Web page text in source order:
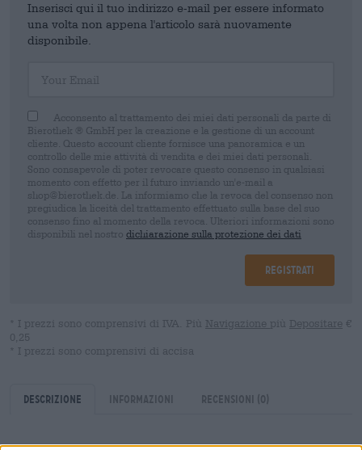
Inserisci qui il tuo indirizzo e-mail per essere informato
una volta non appena l'articolo sarà nuovamente
disponibile.
Acconsento al trattamento dei miei dati personali da parte di
Bierothek ® GmbH per la creazione e la gestione di un account
cliente. Questo account cliente fornisce una panoramica e un
controllo delle mie attività di vendita e dei miei dati personali.
Sono consapevole di poter revocare questo consenso in qualsiasi
momento con effetto per il futuro inviando un'e-mail a
shop@bierothek.de. La informiamo che la revoca del consenso non
pregiudica la liceità del trattamento effettuato sulla base del suo
consenso fino al momento della revoca. Ulteriori informazioni sono
disponibili nel nostro dichiarazione sulla protezione dei dati
Registrati
* I prezzi sono comprensivi di IVA. Più Navigazione più Depositare €
0,25
* I prezzi sono comprensivi di accisa
Descrizione Informazioni Recensioni (0)